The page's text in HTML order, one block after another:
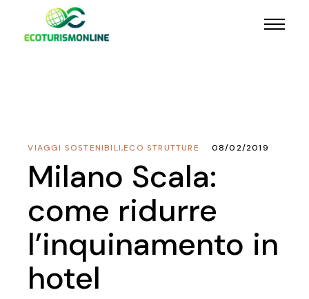
ECO STRUTTURE
,
VIAGGI SOSTENIBILI 08/02/2019
Milano Scala:
come ridurre
l’inquinamento in
hotel